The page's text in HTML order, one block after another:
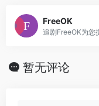
FreeOK
暂无评论